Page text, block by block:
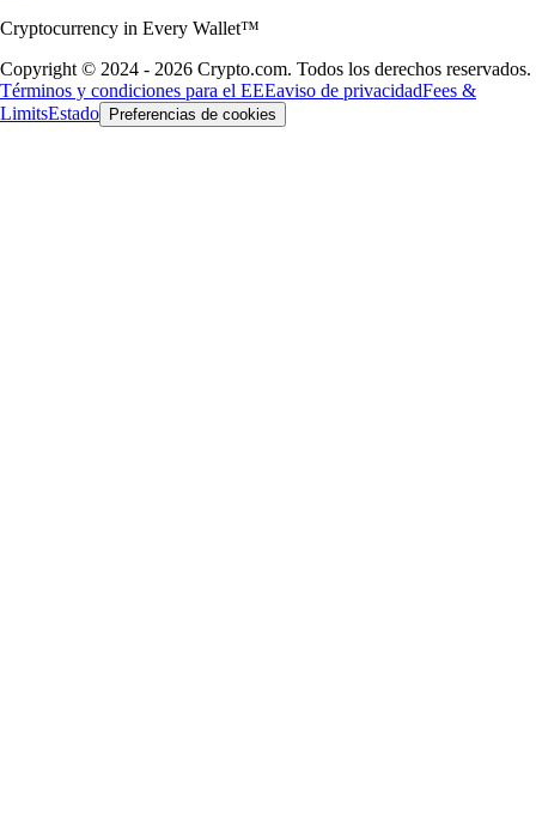
Cryptocurrency in Every Wallet™
Copyright © 2024 - 2026 Crypto.com. Todos los derechos reservados.
Términos y condiciones para el EEEaviso de privacidadFees &
LimitsEstado Preferencias de cookies